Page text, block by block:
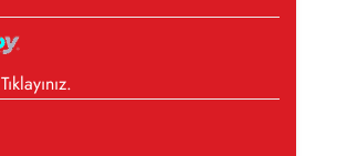
Tıklayınız.